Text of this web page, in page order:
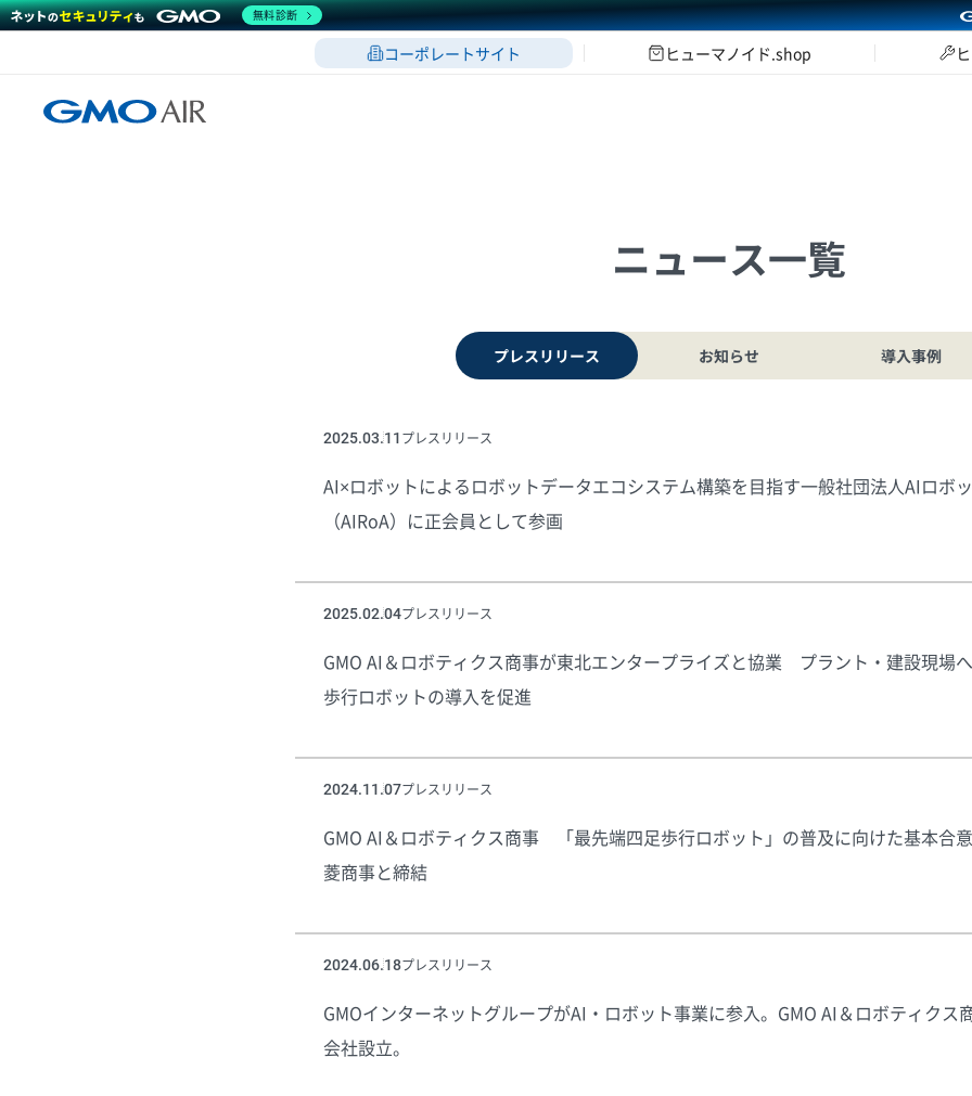
コーポレートサイト ヒューマノイド.shop
GMO AI＆ロボティクス商事株式会社
ニュース一覧
プレスリリース お知らせ 導入事例
2025.03.11プレスリリース
AI×ロボットによるロボットデータエコシステム構築を目指す一般社団法人AIロボ
（AIRoA）に正会員として参画
2025.02.04プレスリリース
GMO AI＆ロボティクス商事が東北エンタープライズと協業 プラント・建設現場
歩行ロボットの導入を促進
2024.11.07プレスリリース
GMO AI＆ロボティクス商事 「最先端四足歩行ロボット」の普及に向けた基本合
菱商事と締結
2024.06.18プレスリリース
GMOインターネットグループがAI・ロボット事業に参入。GMO AI＆ロボティクス
会社設立。
無料診断